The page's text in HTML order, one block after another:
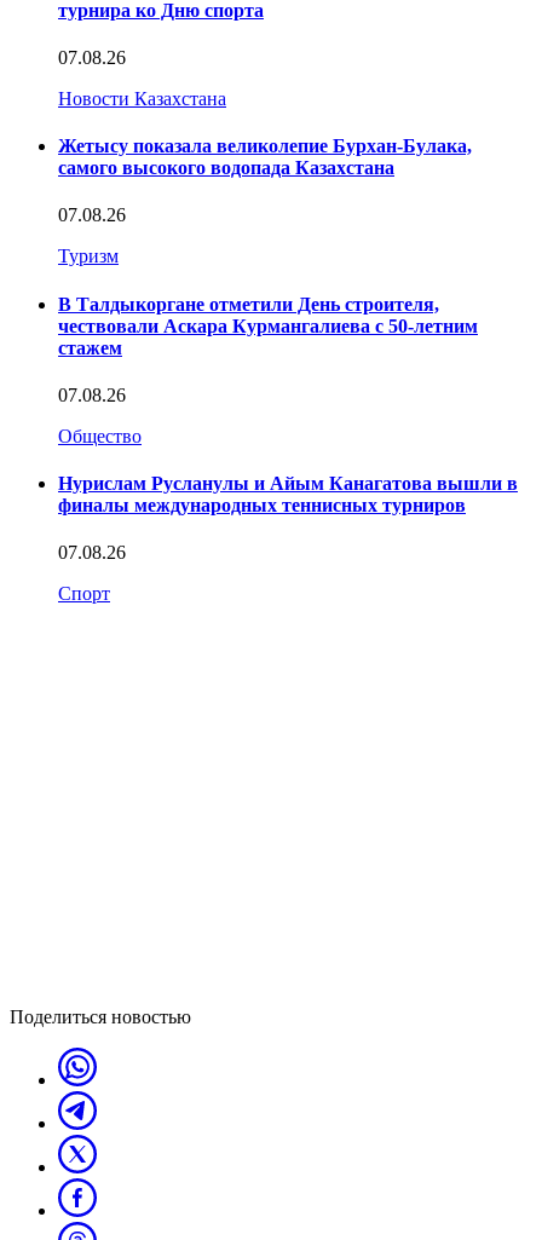
турнира ко Дню спорта
07.08.26
Новости Казахстана
Жетысу показала великолепие Бурхан-Булака,
самого высокого водопада Казахстана
07.08.26
Туризм
В Талдыкоргане отметили День строителя,
чествовали Аскара Курмангалиева с 50-летним
стажем
07.08.26
Общество
Нурислам Русланулы и Айым Канагатова вышли в
финалы международных теннисных турниров
07.08.26
Спорт
Поделиться новостью